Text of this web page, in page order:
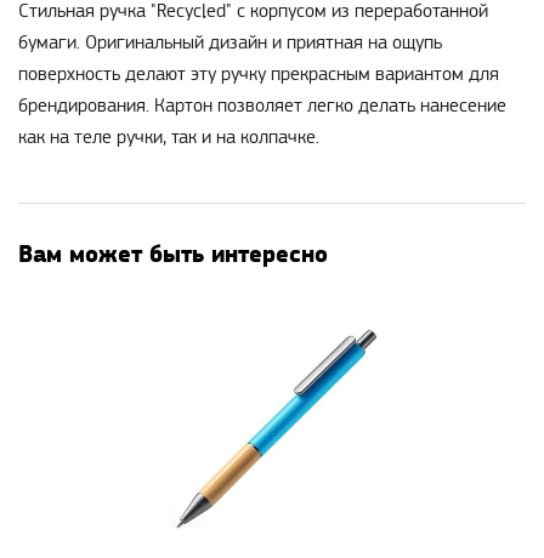
Стильная ручка "Recycled" с корпусом из переработанной
бумаги. Оригинальный дизайн и приятная на ощупь
поверхность делают эту ручку прекрасным вариантом для
брендирования. Картон позволяет легко делать нанесение
как на теле ручки, так и на колпачке.
Вам может быть интересно